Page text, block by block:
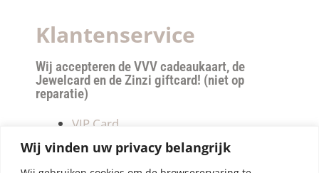
Wij vinden uw privacy belangrijk
Klantenservice
Wij accepteren de VVV cadeaukaart, de
Jewelcard en de Zinzi giftcard! (niet op
reparatie)
VIP Card
Retourneren
Betalen & verzendkosten